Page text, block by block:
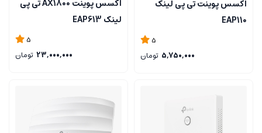
اکسس پوینت تی پی لینک
EAP110
5
5,750,000 تومان
اکسس پوينت AX1800 تی پی
لینک EAP613
5
23,000,000 تومان